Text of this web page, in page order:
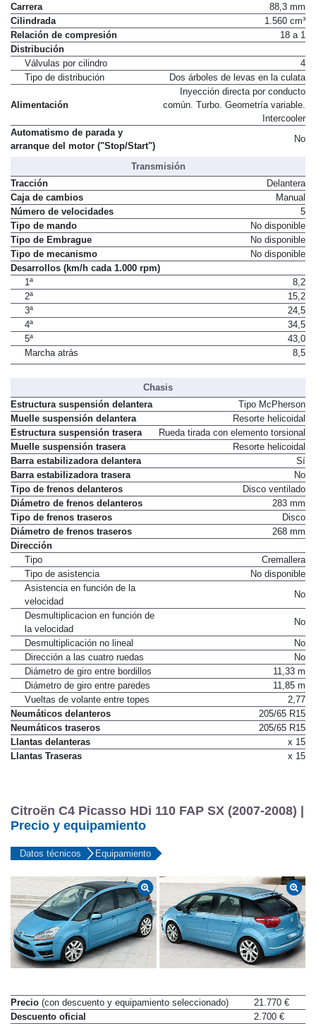
Carrera
88,3 mm
Cilindrada
1.560 cm³
Relación de compresión
18 a 1
Distribución
Válvulas por cilindro
4
Tipo de distribución
Dos árboles de levas en la culata
Alimentación
Inyección directa por conducto
común. Turbo. Geometría variable.
Intercooler
Automatismo de parada y
arranque del motor ("Stop/Start")
No
Transmisión
Tracción
Delantera
Caja de cambios
Manual
Número de velocidades
5
Tipo de mando
No disponible
Tipo de Embrague
No disponible
Tipo de mecanismo
No disponible
Desarrollos (km/h cada 1.000 rpm)
1ª
8,2
2ª
15,2
3ª
24,5
4ª
34,5
5ª
43,0
Marcha atrás
8,5
Chasis
Estructura suspensión delantera
Tipo McPherson
Muelle suspensión delantera
Resorte helicoidal
Estructura suspensión trasera
Rueda tirada con elemento torsional
Muelle suspensión trasera
Resorte helicoidal
Barra estabilizadora delantera
Sí
Barra estabilizadora trasera
No
Tipo de frenos delanteros
Disco ventilado
Diámetro de frenos delanteros
283 mm
Tipo de frenos traseros
Disco
Diámetro de frenos traseros
268 mm
Dirección
Tipo
Cremallera
Tipo de asistencia
No disponible
Asistencia en función de la
velocidad
No
Desmultiplicacion en función de
la velocidad
No
Desmultiplicación no lineal
No
Dirección a las cuatro ruedas
No
Diámetro de giro entre bordillos
11,33 m
Diámetro de giro entre paredes
11,85 m
Vueltas de volante entre topes
2,77
Neumáticos delanteros
205/65 R15
Neumáticos traseros
205/65 R15
Llantas delanteras
x 15
Llantas Traseras
x 15
Citroën C4 Picasso HDi 110 FAP SX (2007-2008) |
Precio y equipamiento
Datos técnicos Equipamiento
Precio (con descuento y equipamiento seleccionado)
21.770 €
Descuento oficial
2.700 €